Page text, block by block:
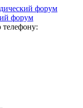
форум
телефону: